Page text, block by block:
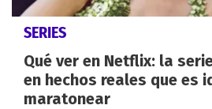
SERIES
Qué ver en Netflix: la
en hechos reales que es
maratonear